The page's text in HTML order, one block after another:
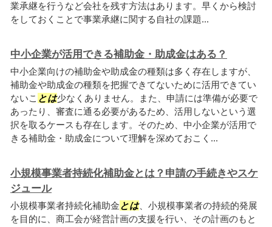
業承継を行うなど会社を残す方法はあります。早くから検討
をしておくことで事業承継に関する自社の課題...
中小企業が活用できる補助金・助成金はある？
中小企業向けの補助金や助成金の種類は多く存在しますが、
補助金や助成金の種類を把握できてないために活用できてい
ないこ とは少なくありません。また、申請には準備が必要で
あったり、審査に通る必要があるため、活用しないという選
択を取るケースも存在します。そのため、中小企業が活用で
きる補助金・助成金について理解を深めておこく...
小規模事業者持続化補助金とは？申請の手続きやスケ
ジュール
小規模事業者持続化補助金 とは、小規模事業者の持続的発展
を目的に、商工会が経営計画の支援を行い、その計画のもと